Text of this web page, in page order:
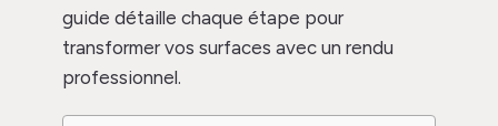
guide détaille chaque étape pour
transformer vos surfaces avec un rendu
professionnel.